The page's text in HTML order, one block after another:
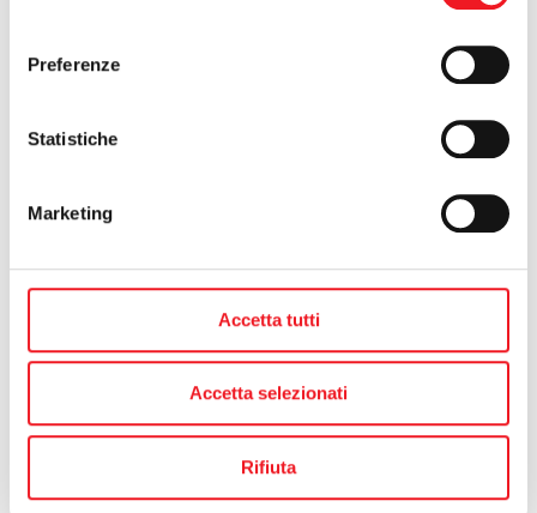
Preferenze
Statistiche
Marketing
Accetta tutti
Accetta selezionati
Rifiuta